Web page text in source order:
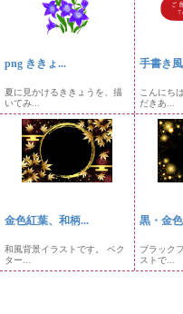
png ききょ...
夏に見かけるききょうを、描
いてみ...
手書き
こんにち
だきあ...
金色紅葉、和柄...
和風背景イラストです。 ベク
ター...
黒・金
ブラック
ストで...